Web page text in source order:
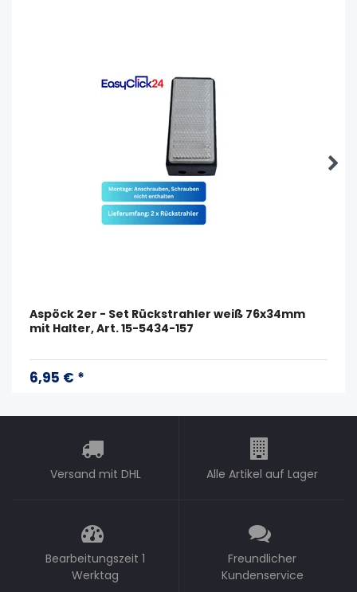
Aspöck 2er - Set Rückstrahler weiß 76x34mm
mit Halter, Art. 15-5434-157
6,95 € *
Versand mit DHL Alle Artikel auf Lager
Bearbeitungszeit 1
Werktag
Freundlicher
Kundenservice